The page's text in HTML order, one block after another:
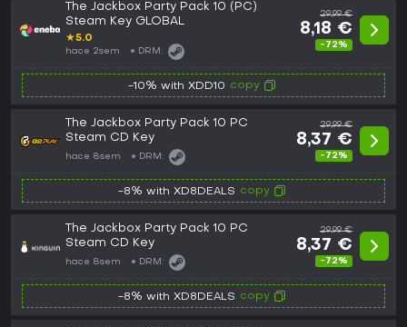
The Jackbox Party Pack 10 (PC)
Steam Key GLOBAL
★5.0
hace 2sem DRM:
29,99 €
8,18 €
-72%
-10% with XDD10 copy
The Jackbox Party Pack 10 PC
Steam CD Key
hace 8sem DRM:
29,99 €
8,37 €
-72%
-8% with XD8DEALS copy
The Jackbox Party Pack 10 PC
Steam CD Key
hace 8sem DRM:
29,99 €
8,37 €
-72%
-8% with XD8DEALS copy